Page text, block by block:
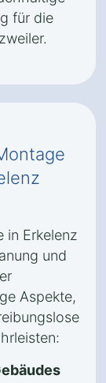
für die
in Erkelenz
und
Aspekte,